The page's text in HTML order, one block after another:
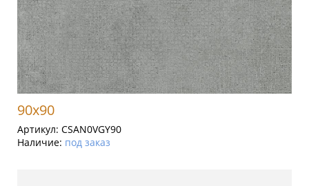
90x90
Артикул: CSAN0VGY90
Наличие: под заказ